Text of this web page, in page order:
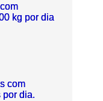
kg por dia
com
por dia.